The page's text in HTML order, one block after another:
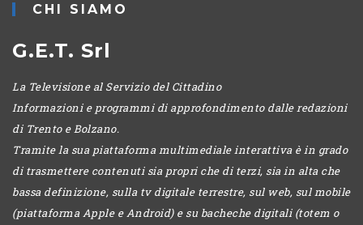
CHI SIAMO
G.E.T. Srl
La Televisione al Servizio del Cittadino
Informazioni e programmi di approfondimento dalle redazioni
di Trento e Bolzano.
Tramite la sua piattaforma multimediale interattiva è in grado
di trasmettere contenuti sia propri che di terzi, sia in alta che
bassa definizione, sulla tv digitale terrestre, sul web, sul mobile
(piattaforma Apple e Android) e su bacheche digitali (totem o